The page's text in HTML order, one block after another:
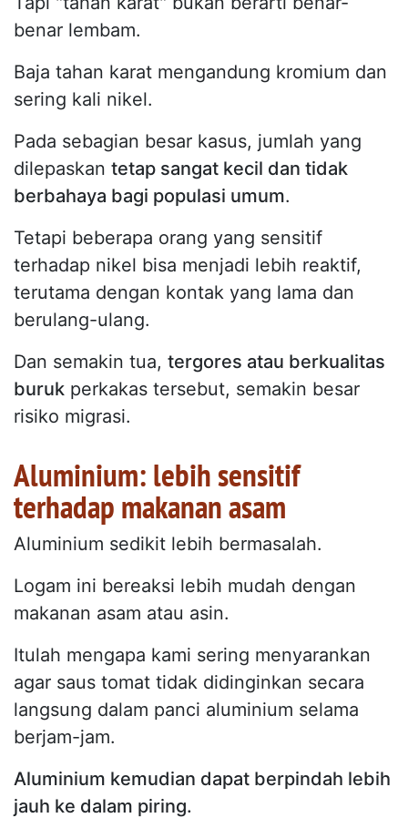
benar lembam.
Baja tahan karat mengandung kromium dan
sering kali nikel.
Pada sebagian besar kasus, jumlah yang
dilepaskan tetap sangat kecil dan tidak
berbahaya bagi populasi umum.
Tetapi beberapa orang yang sensitif
terhadap nikel bisa menjadi lebih reaktif,
terutama dengan kontak yang lama dan
berulang-ulang.
Dan semakin tua, tergores atau berkualitas
buruk perkakas tersebut, semakin besar
risiko migrasi.
Aluminium: lebih sensitif
terhadap makanan asam
Aluminium sedikit lebih bermasalah.
Logam ini bereaksi lebih mudah dengan
makanan asam atau asin.
Itulah mengapa kami sering menyarankan
agar saus tomat tidak didinginkan secara
langsung dalam panci aluminium selama
berjam-jam.
Aluminium kemudian dapat berpindah lebih
jauh ke dalam piring.